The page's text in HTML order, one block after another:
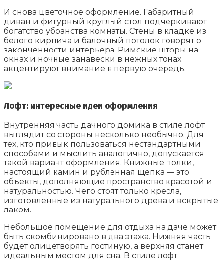
И снова цветочное оформление. Габаритный
диван и фигурный круглый стол подчеркивают
богатство убранства комнаты. Стены в кладке из
белого кирпича и балочный потолок говорят о
законченности интерьера. Римские шторы на
окнах и ночные занавески в нежных тонах
акцентируют внимание в первую очередь.
Лофт: интересные идеи оформления
Внутренняя часть дачного домика в стиле лофт
выглядит со стороны несколько необычно. Для
тех, кто привык пользоваться нестандартными
способами и мыслить аналогично, допускается
такой вариант оформления. Книжные полки,
настоящий камин и рубленная щепка — это
объекты, дополняющие пространство красотой и
натуральностью. Чего стоят только кресла,
изготовленные из натурального древа и вскрытые
лаком.
Небольшое помещение для отдыха на даче может
быть скомбинировано в два этажа. Нижняя часть
будет олицетворять гостиную, а верхняя станет
идеальным местом для сна. В стиле лофт